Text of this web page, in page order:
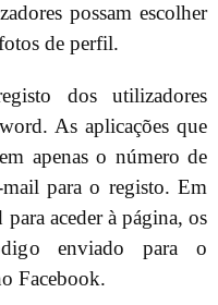
possam escolher
de perfil.
dos utilizadores
As aplicações que
apenas o número de
para o registo. Em
aceder à página, os
enviado para o
Facebook.